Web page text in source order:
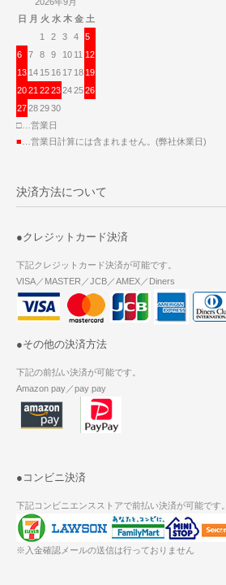
日 月 火 水 木 金 土
1
2 3 4
5
6
7 8 9 10 11 12
13 14 15 16 17 18 19
2021 2223242526
27282930
□…営業日
■ …営業日計算には含まれません。(弊社休業日)
決済方法について
●クレジットカード決済
下記クレジットカード決済が可能です。
VISA／MASTER／JCB／AMEX／Diners
●その他の決済方法
下記の前払い決済が可能です。
Amazon pay／pay pay
●コンビニ決済
下記コンビニエンスストアで前払い決済が可能です。
※入金確認メールの送信は行っておりません